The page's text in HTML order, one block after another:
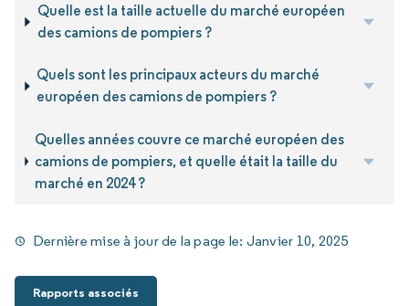
Quelle est la taille actuelle du marché européen
des camions de pompiers ?
Quels sont les principaux acteurs du marché
européen des camions de pompiers ?
Quelles années couvre ce marché européen des
camions de pompiers, et quelle était la taille du
marché en 2024 ?
Dernière mise à jour de la page le: Janvier 10, 2025
Rapports associés